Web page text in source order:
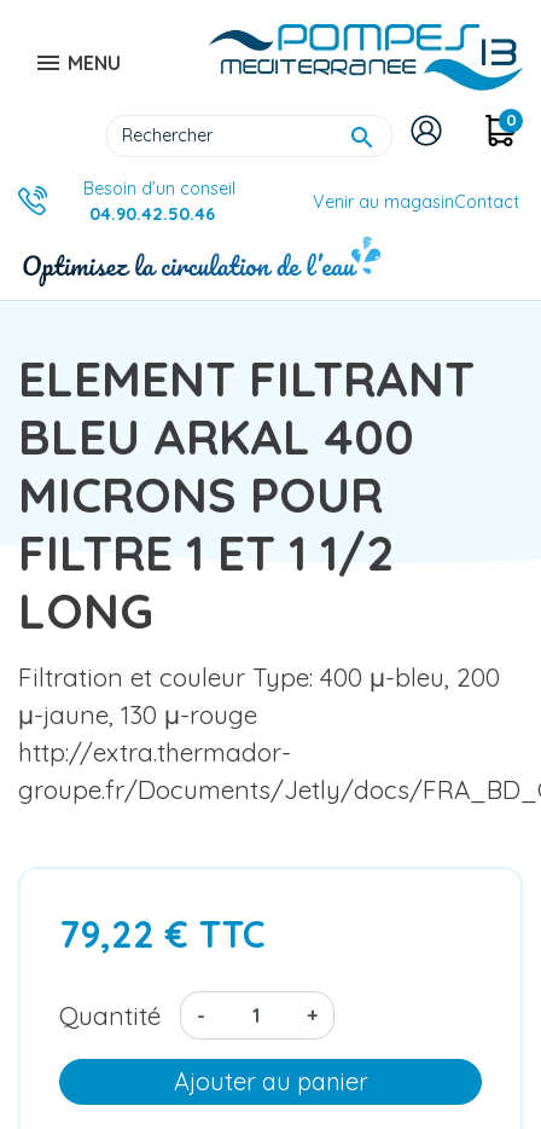
 MENU

0
Besoin d’un conseil
04.90.42.50.46
Venir au magasinContact
ELEMENT FILTRANT
BLEU ARKAL 400
MICRONS POUR
FILTRE 1 ET 1 1/2
LONG
Filtration et couleur Type: 400 μ-bleu, 200
μ-jaune, 130 μ-rouge
http://extra.thermador-
groupe.fr/Documents/Jetly/docs/
79,22 € TTC
Quantité - +
Ajouter au panier